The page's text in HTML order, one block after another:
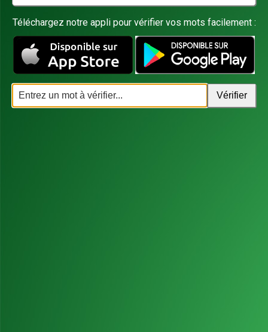
Téléchargez notre appli pour vérifier vos mots facilement :